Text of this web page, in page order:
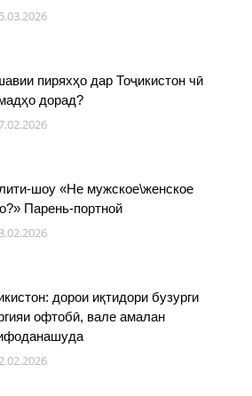
пиряхҳо дар Тоҷикистон чӣ
дорад?
шоу «Не мужское\женское
Парень-портной
дорои иқтидори бузурги
офтобӣ, вале амалан